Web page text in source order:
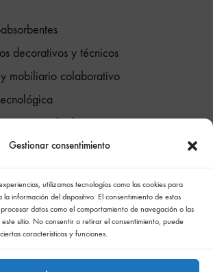
Gestionar consentimiento
utilizamos tecnologías como las cookies para
información del dispositivo. El consentimiento de estas
datos como el comportamiento de navegación o las
sitio. No consentir o retirar el consentimiento, puede
características y funciones.
decorativos y técnicos
mobiliario colaborativo
de diseño
operativas.